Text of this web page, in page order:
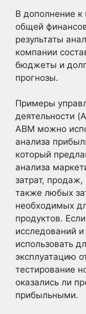
В дополнение
общей
результаты
компании
бюджеты и
прогнозы.
Примеры
деятельности
ABM можно
анализа
который
анализа
затрат,
также любых
необходимых
продуктов.
исследований
использовать
эксплуатацию
тестирование
оказались ли
прибыльными.